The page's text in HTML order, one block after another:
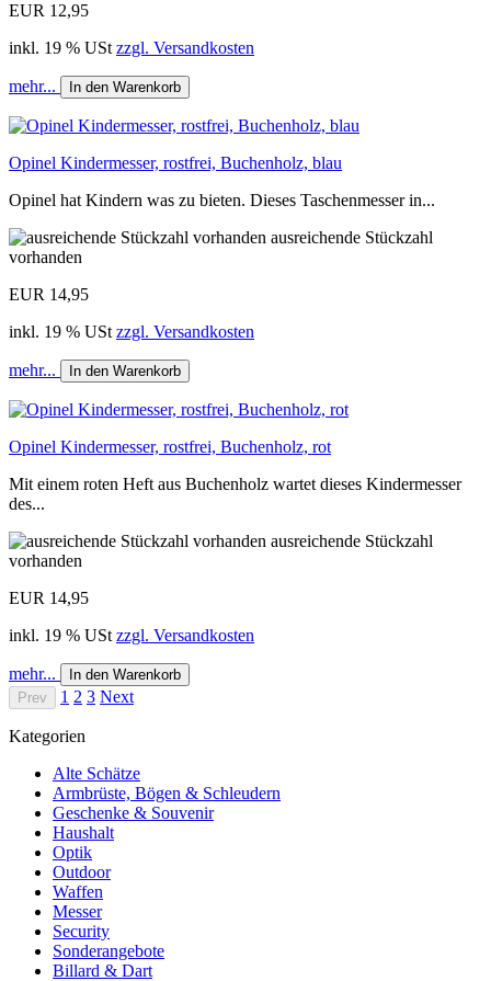
EUR 12,95
inkl. 19 % USt zzgl. Versandkosten
mehr... In den Warenkorb
Opinel Kindermesser, rostfrei, Buchenholz, blau
Opinel hat Kindern was zu bieten. Dieses Taschenmesser in...
ausreichende Stückzahl
vorhanden
EUR 14,95
inkl. 19 % USt zzgl. Versandkosten
mehr... In den Warenkorb
Opinel Kindermesser, rostfrei, Buchenholz, rot
Mit einem roten Heft aus Buchenholz wartet dieses Kindermesser
des...
ausreichende Stückzahl
vorhanden
EUR 14,95
inkl. 19 % USt zzgl. Versandkosten
mehr...
In den Warenkorb
Prev
1 2 3 Next
Kategorien
Alte Schätze
Armbrüste, Bögen & Schleudern
Geschenke & Souvenir
Haushalt
Optik
Outdoor
Waffen
Messer
Security
Sonderangebote
Billard & Dart